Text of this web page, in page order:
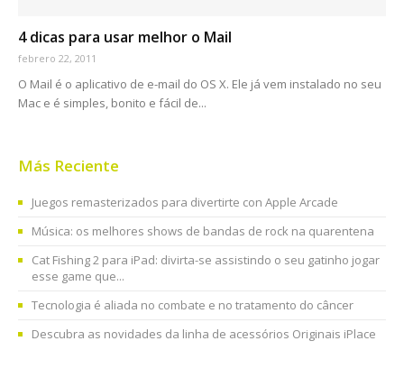
4 dicas para usar melhor o Mail
febrero 22, 2011
O Mail é o aplicativo de e-mail do OS X. Ele já vem instalado no seu
Mac e é simples, bonito e fácil de...
Más Reciente
Juegos remasterizados para divertirte con Apple Arcade
Música: os melhores shows de bandas de rock na quarentena
Cat Fishing 2 para iPad: divirta-se assistindo o seu gatinho jogar
esse game que...
Tecnologia é aliada no combate e no tratamento do câncer
Descubra as novidades da linha de acessórios Originais iPlace